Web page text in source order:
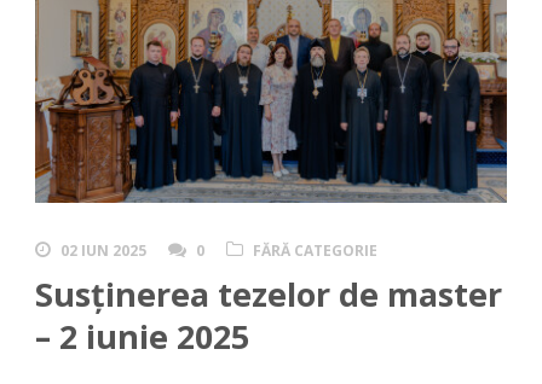
02 IUN 2025 0 FĂRĂ CATEGORIE
Susținerea tezelor de master
– 2 iunie 2025